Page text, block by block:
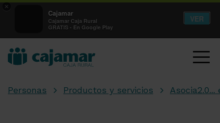
×
Cajamar
Cajamar Caja Rural
GRATIS - En Google Play
VER
Personas Productos y servicios